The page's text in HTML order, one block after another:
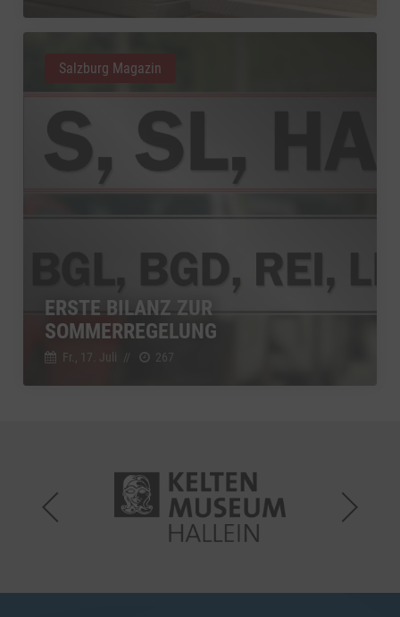
ERSTE BILANZ ZUR
SOMMERREGELUNG
Fr., 17. Juli // 267
Salzburg Magazin